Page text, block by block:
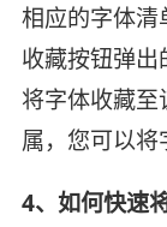
相应的字体清
收藏按钮弹
将字体收藏
属，您可以将
4、如何快速